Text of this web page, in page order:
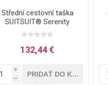
Střední cestovní taška
SUITSUIT® Serenity
Atlantic Deep - šedá - 36
132,44 €
i
h